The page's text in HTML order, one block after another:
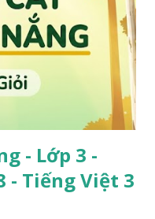
- Lớp 3 -
- Tiếng Việt 3